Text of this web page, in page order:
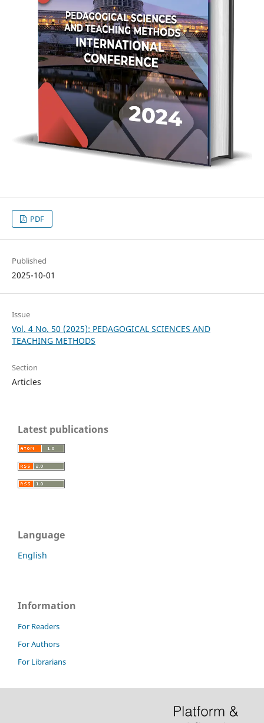
PDF
Published
2025-10-01
Issue
Vol. 4 No. 50 (2025): PEDAGOGICAL SCIENCES AND
TEACHING METHODS
Section
Articles
Latest publications
Language
English
Information
For Readers
For Authors
For Librarians